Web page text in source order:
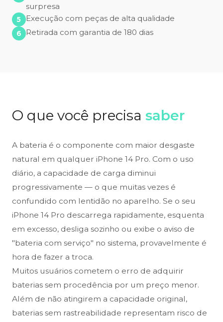
surpresa
Execução com peças de alta qualidade
Retirada com garantia de 180 dias
O que você precisa saber
A bateria é o componente com maior desgaste
natural em qualquer iPhone 14 Pro. Com o uso
diário, a capacidade de carga diminui
progressivamente — o que muitas vezes é
confundido com lentidão no aparelho. Se o seu
iPhone 14 Pro descarrega rapidamente, esquenta
em excesso, desliga sozinho ou exibe o aviso de
"bateria com serviço" no sistema, provavelmente é
hora de fazer a troca.
Muitos usuários cometem o erro de adquirir
baterias sem procedência por um preço menor.
Além de não atingirem a capacidade original,
baterias sem rastreabilidade representam risco de